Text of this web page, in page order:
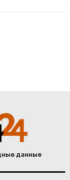
данные